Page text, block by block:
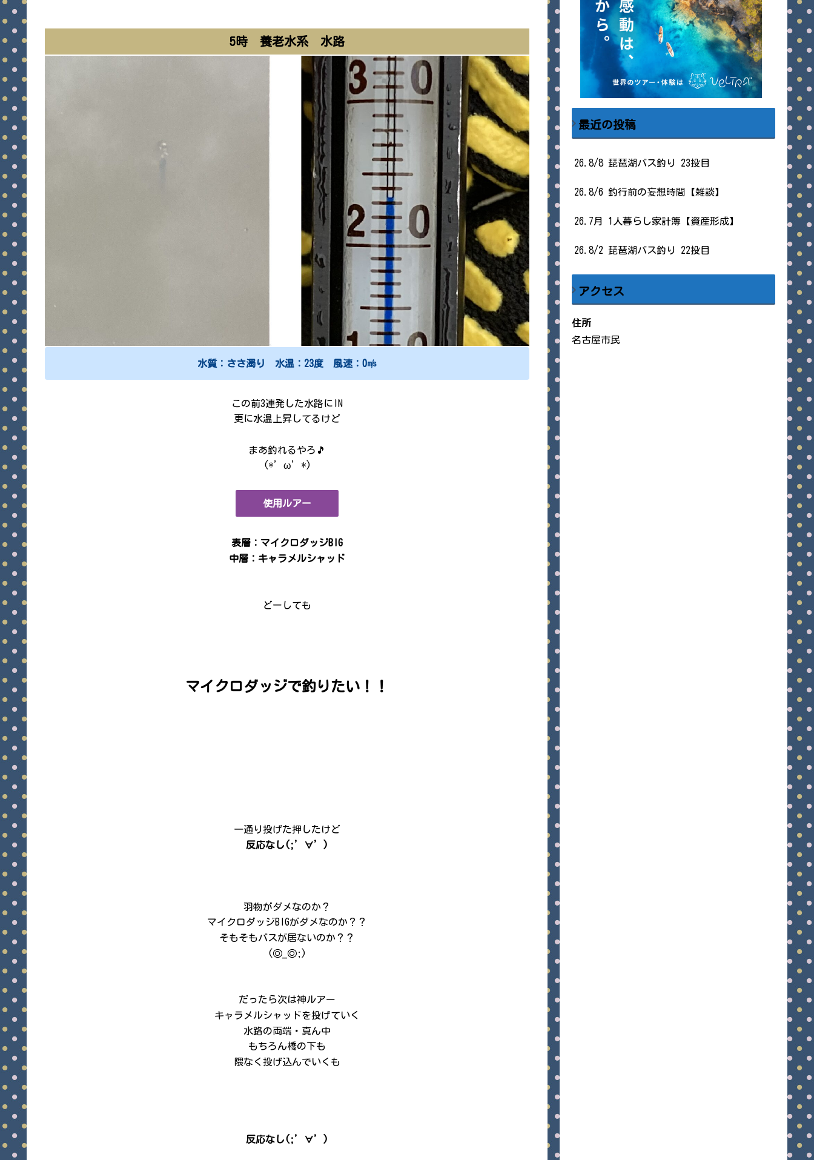
5時 養老水系 水路
水質：ささ濁り 水温：23度 風速：0㎧
この前3連発した水路にIN
更に水温上昇してるけど
まあ釣れるやろ🎵
(*’ω’*)
使用ルアー
表層：マイクロダッジBIG
中層：キャラメルシャッド
どーしても
マイクロダッジで釣りたい！！
一通り投げた押したけど
反応なし(;’∀’)
羽物がダメなのか？
マイクロダッジBIGがダメなのか？？
そもそもバスが居ないのか？？
(◎_◎;)
だったら次は神ルアー
キャラメルシャッドを投げていく
水路の両端・真ん中
もちろん橋の下も
隈なく投げ込んでいくも
反応なし(;’∀’)
最近の投稿
26.8/8 琵琶湖バス釣り 23投目
26.8/6 釣行前の妄想時間【雑談】
26.7月 1人暮らし家計簿【資産形成】
26.8/2 琵琶湖バス釣り 22投目
アクセス
住所
名古屋市民